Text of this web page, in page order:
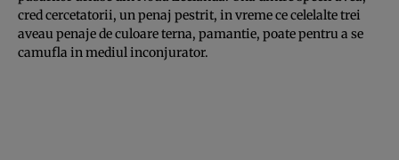
cred cercetatorii, un penaj pestrit, in vreme ce celelalte trei
aveau penaje de culoare terna, pamantie, poate pentru a se
camufla in mediul inconjurator.